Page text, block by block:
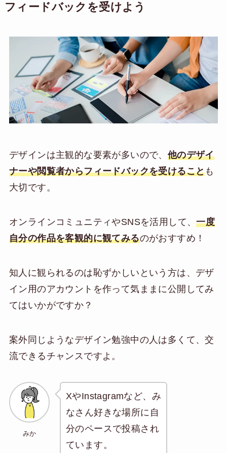
フィードバックを受けよう
デザインは主観的な要素が多いので、 他のデザイ
ナーや閲覧者からフィードバックを受けることも
大切です。
オンラインコミュニティやSNSを活用して、一度
自分の作品を客観的に観てみるのがおすすめ！
知人に観られるのは恥ずかしいという方は、デザ
イン用のアカウントを作って気ままに公開してみ
てはいかがですか？
案外同じようなデザイン勉強中の人は多くて、交
流できるチャンスですよ。
みか
XやInstagramなど、み
なさん好きな場所に自
分のペースで投稿され
ています。